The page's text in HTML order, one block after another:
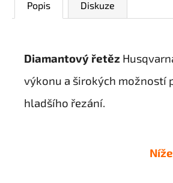
Popis Diskuze
Diamantový řetěz
výkonu a širokých možností
hladšího řezání.
N